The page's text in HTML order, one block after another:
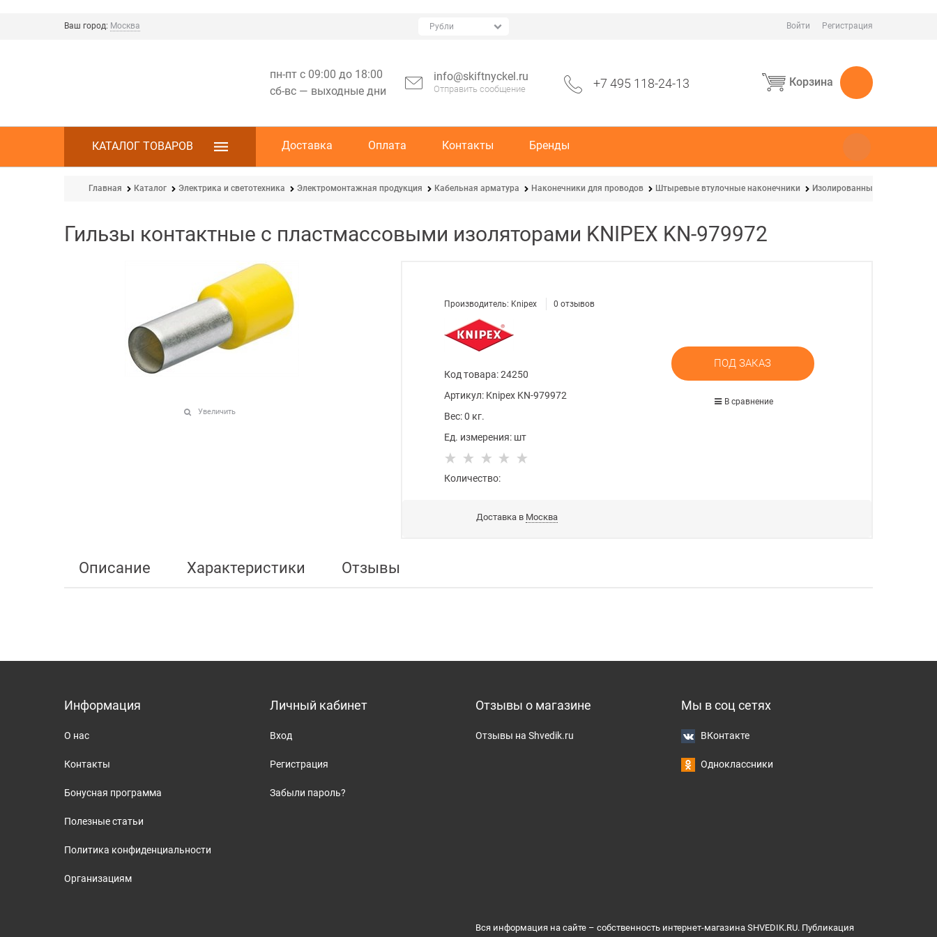
Ваш город: Москва Войти Регистрация
пн-пт с 09:00 до 18:00
сб-вс — выходные дни
info@skiftnyckel.ru
Отправить сообщение +7 495 118-24-13 Корзина
КАТАЛОГ ТОВАРОВ Доставка Оплата Контакты Бренды
Главная Каталог Электрика и светотехника Электромонтажная продукция Кабельная арматура Наконечники для проводов Штыревые втулочные наконечники Изолированные втулочные
Гильзы контактные с пластмассовыми изоляторами KNIPEX KN-979972
Увеличить
Производитель: Knipex 0отзывов
Код товара: 24250
Артикул: Knipex KN-979972
Вес: 0 кг.
Ед. измерения: шт
Количество:
ПОД ЗАКАЗ
В сравнение
Доставка в Москва
Описание Характеристики Отзывы
Информация
О нас
Контакты
Бонусная программа
Полезные статьи
Политика конфиденциальности
Организациям
Личный кабинет
Вход
Регистрация
Забыли пароль?
Отзывы о магазине
Отзывы на Shvedik.ru
Мы в соц сетях
ВКонтакте
Одноклассники
Вся информация на сайте – собственность интернет-магазина SHVEDIK.RU. Публикация